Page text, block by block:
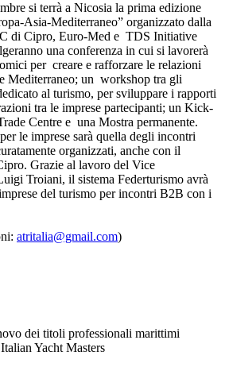
si terrà a Nicosia la prima edizione
Asia-Mediterraneo” organizzato dalla
di Cipro, Euro-Med e TDS Initiative
una conferenza in cui si lavorerà
per creare e rafforzare le relazioni
Mediterraneo; un workshop tra gli
al turismo, per sviluppare i rapporti
tra le imprese partecipanti; un Kick-
Centre e una Mostra permanente.
le imprese sarà quella degli incontri
organizzati, anche con il
Grazie al lavoro del Vice
Troiani, il sistema Federturismo avrà
del turismo per incontri B2B con i
atritalia@gmail.com)
dei titoli professionali marittimi
Yacht Masters